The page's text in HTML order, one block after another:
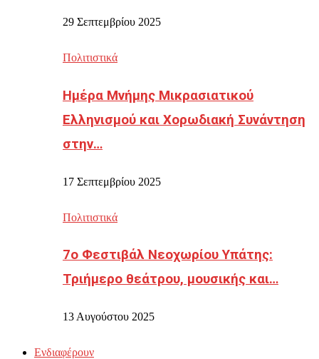
29 Σεπτεμβρίου 2025
Πολιτιστικά
Ημέρα Μνήμης Μικρασιατικού
Ελληνισμού και Χορωδιακή Συνάντηση
στην…
17 Σεπτεμβρίου 2025
Πολιτιστικά
7ο Φεστιβάλ Νεοχωρίου Υπάτης:
Τριήμερο θεάτρου, μουσικής και…
13 Αυγούστου 2025
Ενδιαφέρουν